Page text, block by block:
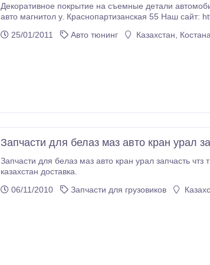
Декоративное покрытие на съемные детали автомобиля Аква печатью под
авто магнитол у. Краснопартизанская 55 Наш сайт:
25/01/2011
Авто тюнинг Казахстан,
Запчасти для белаз маз авто кран урал
Запчасти для белаз маз авто кран урал запчасть
казахстан доставка.
06/11/2010
Запчасти для грузовиков